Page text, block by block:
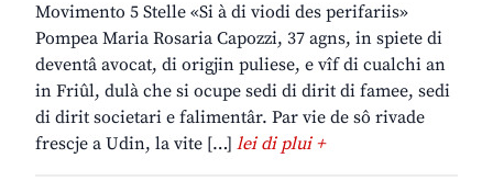
Movimento 5 Stelle «Si à di viodi des perifariis»
Pompea Maria Rosaria Capozzi, 37 agns, in spiete di
deventâ avocat, di origjin puliese, e vîf di cualchi an
in Friûl, dulà che si ocupe sedi di dirit di famee, sedi
di dirit societari e falimentâr. Par vie de sô rivade
frescje a Udin, la vite […] lei di plui +